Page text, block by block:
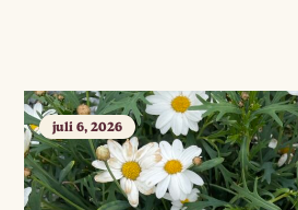
juli 6, 2026